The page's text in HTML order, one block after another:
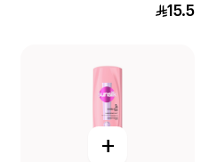
15.5
+